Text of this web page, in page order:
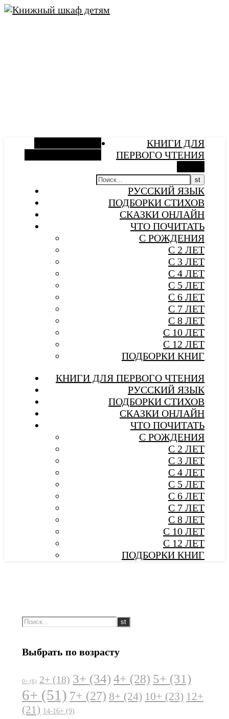
КНИГИ ДЛЯ
ПЕРВОГО ЧТЕНИЯ
РУССКИЙ ЯЗЫК
ПОДБОРКИ СТИХОВ
СКАЗКИ ОНЛАЙН
ЧТО ПОЧИТАТЬ
С РОЖДЕНИЯ
С 2 ЛЕТ
С 3 ЛЕТ
С 4 ЛЕТ
С 5 ЛЕТ
С 6 ЛЕТ
С 7 ЛЕТ
С 8 ЛЕТ
С 10 ЛЕТ
С 12 ЛЕТ
ПОДБОРКИ КНИГ
КНИГИ ДЛЯ ПЕРВОГО ЧТЕНИЯ
РУССКИЙ ЯЗЫК
ПОДБОРКИ СТИХОВ
СКАЗКИ ОНЛАЙН
ЧТО ПОЧИТАТЬ
С РОЖДЕНИЯ
С 2 ЛЕТ
С 3 ЛЕТ
С 4 ЛЕТ
С 5 ЛЕТ
С 6 ЛЕТ
С 7 ЛЕТ
С 8 ЛЕТ
С 10 ЛЕТ
С 12 ЛЕТ
ПОДБОРКИ КНИГ
Выбрать по возрасту
0+ (6) 2+ (18) 3+ (34) 4+ (28) 5+ (31)
6+ (51) 7+ (27) 8+ (24) 10+ (23) 12+
(21) 14-16+ (9)